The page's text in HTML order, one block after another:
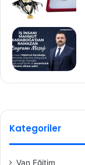
Kategoriler
Van Eğitim